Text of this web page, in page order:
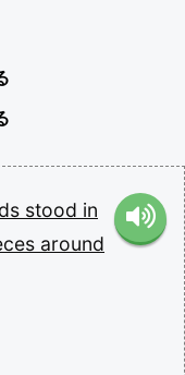
stood in
around